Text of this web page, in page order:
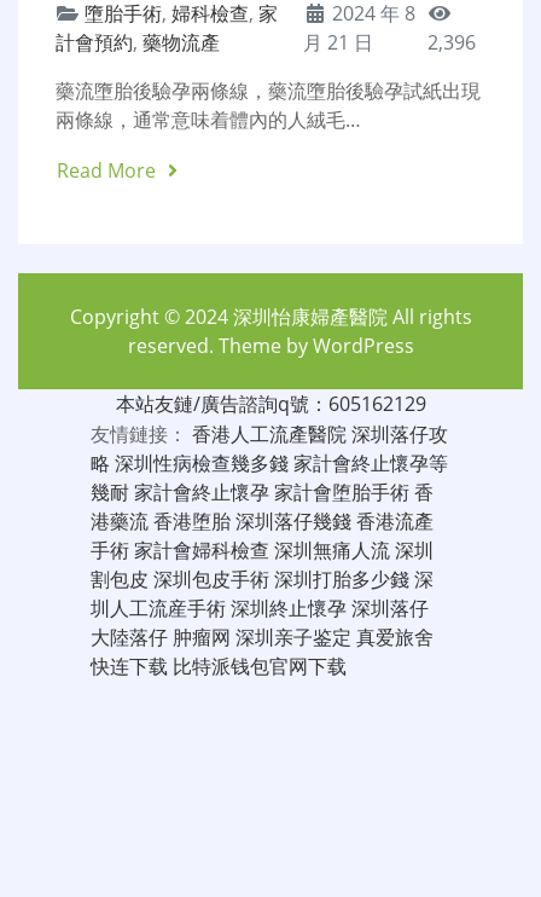
墮胎手術, 婦科檢查, 家
計會預約, 藥物流產
2024 年 8
月 21 日
2,396
藥流墮胎後驗孕兩條線，藥流墮胎後驗孕試紙出現
兩條線，通常意味着體內的人絨毛…
Read More
Copyright © 2024深圳怡康婦產醫院All rights
reserved. Theme byWordPress
本站友鏈/廣告諮詢q號：605162129
友情鏈接： 香港人工流產醫院深圳落仔攻
略 深圳性病檢查幾多錢家計會終止懷孕等
幾耐家計會終止懷孕家計會堕胎手術香
港藥流香港堕胎深圳落仔幾錢香港流產
手術家計會婦科檢查 深圳無痛人流深圳
割包皮 深圳包皮手術深圳打胎多少錢深
圳人工流産手術深圳終止懷孕深圳落仔
大陸落仔 肿瘤网 深圳亲子鉴定 真爱旅舍
快连下载 比特派钱包官网下载